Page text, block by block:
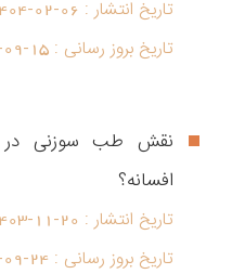
تاریخ انتشار : 02-06
تاریخ بروز رسانی : 09-15
نقش طب سوزنی در
افسانه؟
تاریخ انتشار : 11-20
تاریخ بروز رسانی : 24